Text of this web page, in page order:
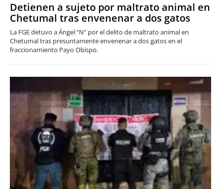
Detienen a sujeto por maltrato animal en
Chetumal tras envenenar a dos gatos
La FGE detuvo a Ángel “N” por el delito de maltrato animal en
Chetumal tras presuntamente envenenar a dos gatos en el
fraccionamiento Payo Obispo.